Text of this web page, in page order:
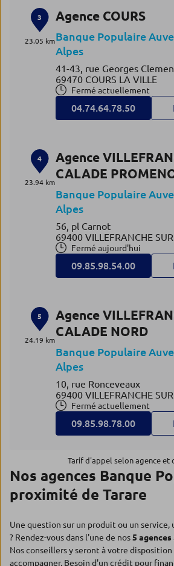
3
23.05 km
Agence COURS
Banque Populaire
Alpes
41-43, rue Georges
69470 COURS LA VILLE
Fermé actuellement
04.74.64.78.50
4
23.94 km
Agence
CALADE
Banque Populaire
Alpes
56, pl Carnot
69400 VILLEFRANCHE
Fermé aujourd'hui
09.85.98.54.00
5
24.19 km
Agence
CALADE NORD
Banque Populaire
Alpes
10, rue Ronceveaux
69400 VILLEFRANCHE
Fermé actuellement
09.85.98.78.00
Tarif d'appel selon agence et
Nos agences Banque
proximité de Tarare
Une question sur un produit ou un service,
? Rendez-vous dans l'une de nos5 agences
Nos conseillers y seront à votre disposition
accompagner. Besoin d'un crédit pour